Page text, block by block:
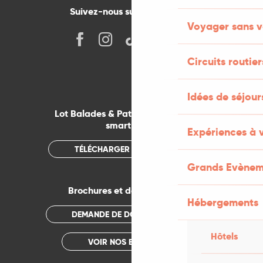
Voyager sans
Circuits
Idées de
Expériences à
Grands
Hébergements
Hôtels
Suivez-nous sur les réseaux !
Lot Balades & Patrimoines sur votre
smartphone
TÉLÉCHARGER L'APPLICATION
Brochures et documentations
DEMANDE DE DOCUMENTATION
VOIR NOS BROCHURES